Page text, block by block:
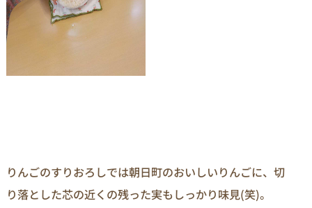
りんごのすりおろしでは朝日町のおいしいりんごに、切
り落とした芯の近くの残った実もしっかり味見(笑)。